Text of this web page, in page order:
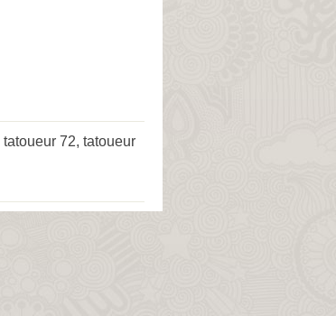
tatoueur 72, tatoueur